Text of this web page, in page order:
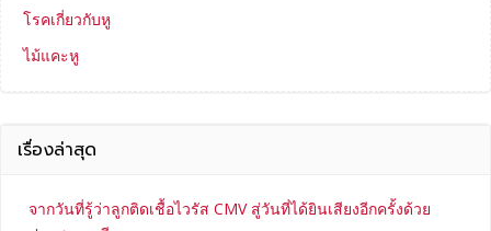
โรคเกี่ยวกับหู
ไม้แคะหู
เรื่องล่าสุด
จากวันที่รู้ว่าลูกติดเชื้อไวรัส CMV สู่วันที่ได้ยินเสียงอีกครั้งด้วย